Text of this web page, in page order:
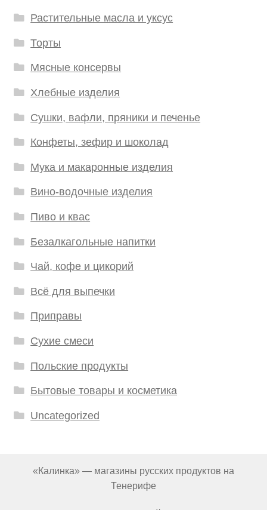
Растительные масла и уксус
Торты
Мясные консервы
Хлебные изделия
Сушки, вафли, пряники и печенье
Конфеты, зефир и шоколад
Мука и макаронные изделия
Вино-водочные изделия
Пиво и квас
Безалкагольные напитки
Чай, кофе и цикорий
Всё для выпечки
Приправы
Сухие смеси
Польские продукты
Бытовые товары и косметика
Uncategorized
«Калинка» — магазины русских продуктов на
Тенерифе